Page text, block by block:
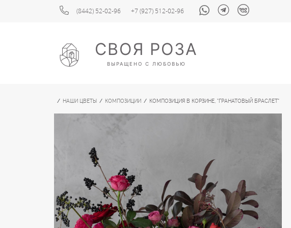
(8442) 52-02-96 +7 (927) 512-02-96
СВОЯ РОЗА
ВЫРАЩЕНО С ЛЮБОВЬЮ
НАШИ ЦВЕТЫ КОМПОЗИЦИИ КОМПОЗИЦИЯ В КОРЗИНЕ, "ГРАНАТОВЫЙ БРАСЛЕТ"